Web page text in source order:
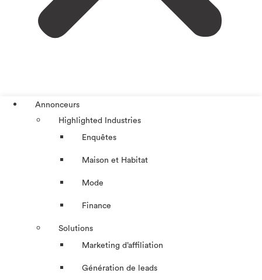
Annonceurs
Highlighted Industries
Enquêtes
Maison et Habitat
Mode
Finance
Solutions
Marketing d’affiliation
Génération de leads